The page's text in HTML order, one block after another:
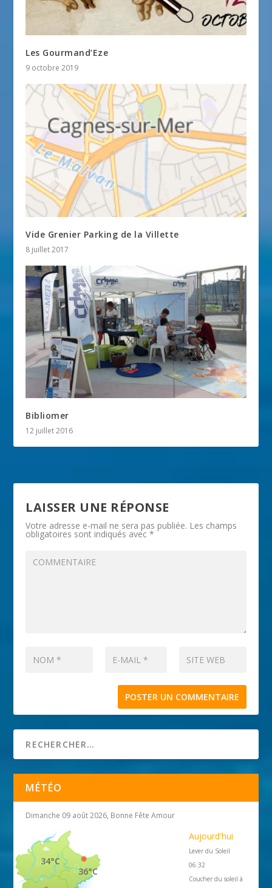
Les Gourmand’Eze
9 octobre 2019
Vide Grenier Parking de la Villette
8 juillet 2017
Bibliomer
12 juillet 2016
LAISSER UNE RÉPONSE
Votre adresse e-mail ne sera pas publiée. Les champs
obligatoires sont indiqués avec*
MÉTÉO
Dimanche 09 août 2026, Bonne Fête Amour
36°C
34°C
Aujourd'hui
Lever du Soleil
06:32
Coucher du soleil à